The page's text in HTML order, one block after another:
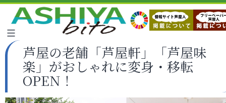
芦屋の老舗「芦屋軒」「芦屋味
楽」がおしゃれに変身・移転
OPEN！